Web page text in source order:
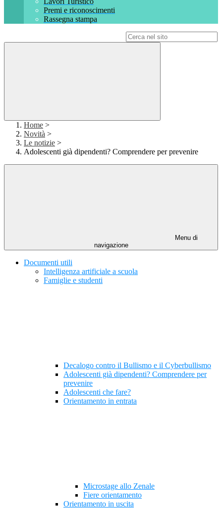
Premi e riconoscimenti
Rassegna stampa
Home >
Novità >
Le notizie >
Adolescenti già dipendenti? Comprendere per prevenire
Menu di
navigazione
Documenti utili
Intelligenza artificiale a scuola
Famiglie e studenti
Decalogo contro il Bullismo e il Cyberbullismo
Adolescenti già dipendenti? Comprendere per
prevenire
Adolescenti che fare?
Orientamento in entrata
Microstage allo Zenale
Fiere orientamento
Orientamento in uscita